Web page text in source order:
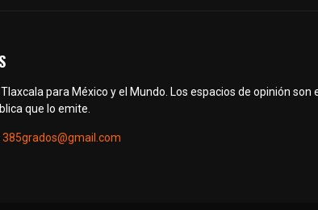
para México y el Mundo. Los espacios de opinión
que lo emite.
385grados@gmail.com